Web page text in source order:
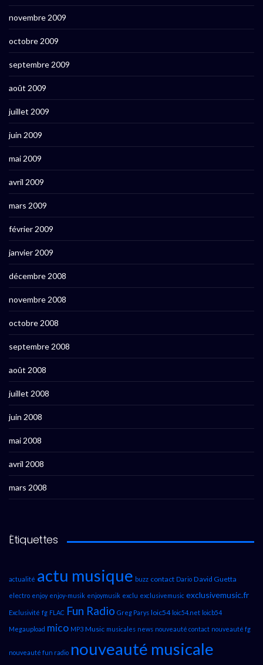
novembre 2009
octobre 2009
septembre 2009
août 2009
juillet 2009
juin 2009
mai 2009
avril 2009
mars 2009
février 2009
janvier 2009
décembre 2008
novembre 2008
octobre 2008
septembre 2008
août 2008
juillet 2008
juin 2008
mai 2008
avril 2008
mars 2008
Étiquettes
actualité actu musique buzz contact Dario David Guetta
electro enjoy enjoy-musik enjoymusik exclu exclusivemusic exclusivemusic.fr
Exclusivité fg FLAC Fun Radio Greg Parys loic54 loic54.net loicb54
Megaupload mico MP3 Music musicales news nouveauté contact nouveauté fg
nouveauté fun radio nouveauté musicale